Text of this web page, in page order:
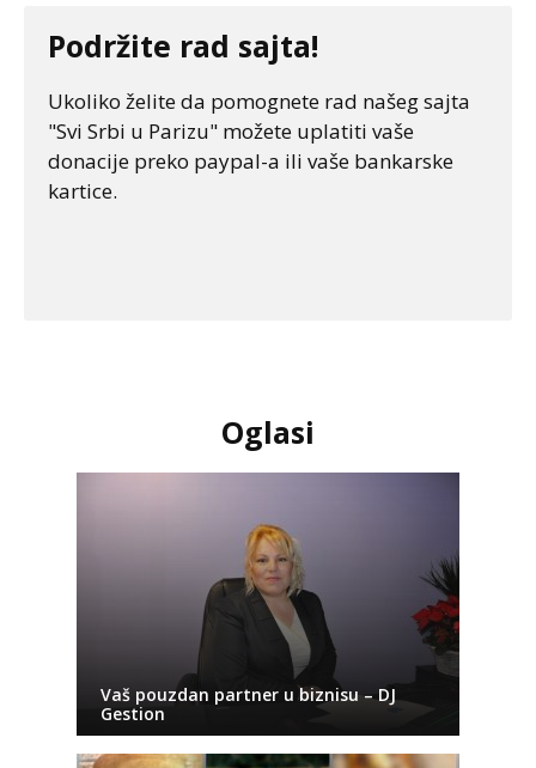
Podržite rad sajta!
Ukoliko želite da pomognete rad našeg sajta
"Svi Srbi u Parizu" možete uplatiti vaše
donacije preko paypal-a ili vaše bankarske
kartice.
Oglasi
Vaš pouzdan partner u biznisu – DJ
Gestion